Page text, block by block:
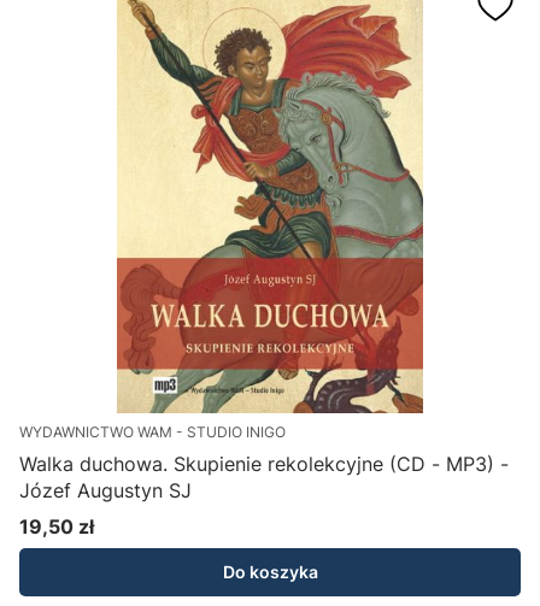
WYDAWNICTWO WAM - STUDIO INIGO
Walka duchowa. Skupienie rekolekcyjne (CD - MP3) -
Józef Augustyn SJ
Cena
19,50 zł
Do koszyka